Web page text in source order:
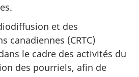
et des
canadiennes (CRTC)
le cadre des activités du
des pourriels, afin de